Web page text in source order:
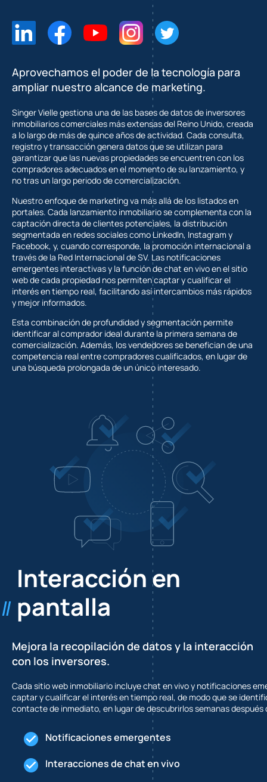
Aprovechamos el poder de la tecnología para
ampliar nuestro alcance de marketing.
Singer Vielle gestiona una de las bases de datos de inversores
inmobiliarios comerciales más extensas del Reino Unido, creada
a lo largo de más de quince años de actividad. Cada consulta,
registro y transacción genera datos que se utilizan para
garantizar que las nuevas propiedades se encuentren con los
compradores adecuados en el momento de su lanzamiento, y
no tras un largo periodo de comercialización.
Nuestro enfoque de marketing va más allá de los listados en
portales. Cada lanzamiento inmobiliario se complementa con la
captación directa de clientes potenciales, la distribución
segmentada en redes sociales como LinkedIn, Instagram y
Facebook, y, cuando corresponde, la promoción internacional a
través de la Red Internacional de SV. Las notificaciones
emergentes interactivas y la función de chat en vivo en el sitio
web de cada propiedad nos permiten captar y cualificar el
interés en tiempo real, facilitando así intercambios más rápidos
y mejor informados.
Esta combinación de profundidad y segmentación permite
identificar al comprador ideal durante la primera semana de
comercialización. Además, los vendedores se benefician de una
competencia real entre compradores cualificados, en lugar de
una búsqueda prolongada de un único interesado.
Interacción en
pantalla
Mejora la recopilación de datos y la interacción
con los inversores.
Cada sitio web inmobiliario incluye chat en vivo y notificaciones
captar y cualificar el interés en tiempo real, de modo que se
contacte de inmediato, en lugar de descubrirlos semanas después
Notificaciones emergentes
Interacciones de chat en vivo